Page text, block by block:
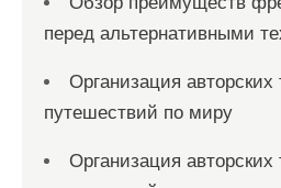
перед альтернативными
Организация авторских
путешествий по миру
Организация авторских